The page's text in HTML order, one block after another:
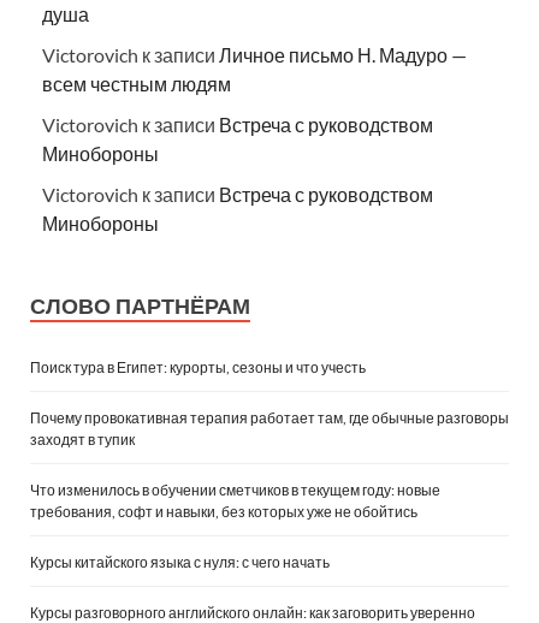
душа
Victorovich к записи Личное письмо Н. Мадуро —
всем честным людям
Victorovich к записи Встреча с руководством
Минобороны
Victorovich к записи Встреча с руководством
Минобороны
СЛОВО ПАРТНЁРАМ
Поиск тура в Египет: курорты, сезоны и что учесть
Почему провокативная терапия работает там, где обычные разговоры
заходят в тупик
Что изменилось в обучении сметчиков в текущем году: новые
требования, софт и навыки, без которых уже не обойтись
Курсы китайского языка с нуля: с чего начать
Курсы разговорного английского онлайн: как заговорить уверенно